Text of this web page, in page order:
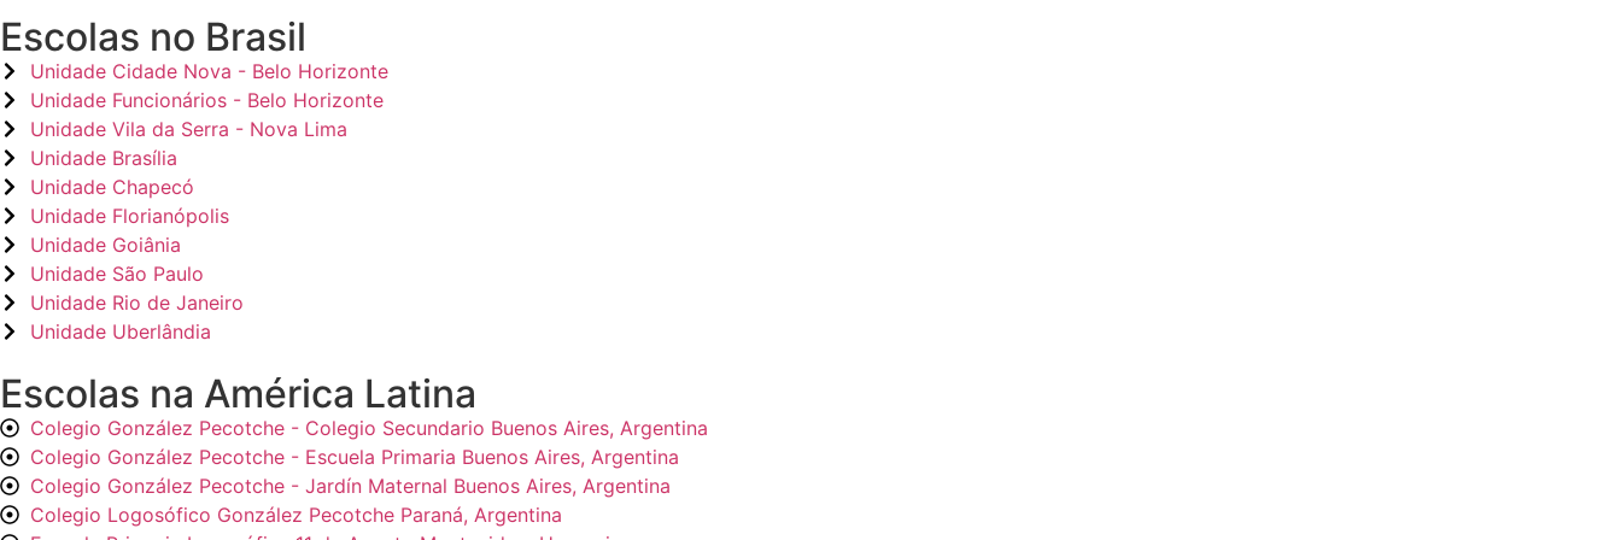
Escolas no Brasil
Unidade Cidade Nova - Belo Horizonte
Unidade Funcionários - Belo Horizonte
Unidade Vila da Serra - Nova Lima
Unidade Brasília
Unidade Chapecó
Unidade Florianópolis
Unidade Goiânia
Unidade São Paulo
Unidade Rio de Janeiro
Unidade Uberlândia
Escolas na América Latina
Colegio González Pecotche - Colegio Secundario Buenos Aires, Argentina
Colegio González Pecotche - Escuela Primaria Buenos Aires, Argentina
Colegio González Pecotche - Jardín Maternal Buenos Aires, Argentina
Colegio Logosófico González Pecotche Paraná, Argentina